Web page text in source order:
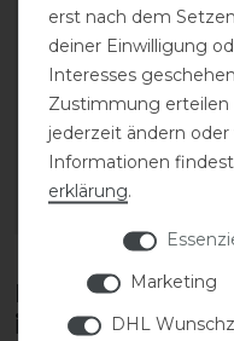
Freejump Airbag
Sicherheitsweste inkl. 1
Kartusche
549,00 € *
Diese Produkte
interessieren
erst nach dem
deiner Einwilligung
Interesses
Zustimmung erteilen
jederzeit ändern
Informationen
erklärung.
Marketing
DHL